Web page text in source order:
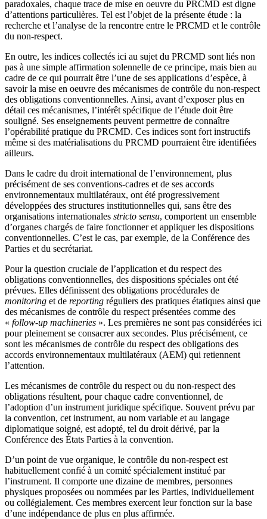
paradoxales, chaque trace de mise en oeuvre du PRCMD est digne
d’attentions particulières. Tel est l’objet de la présente étude : la
recherche et l’analyse de la rencontre entre le PRCMD et le contrôle
du non-respect.
En outre, les indices collectés ici au sujet du PRCMD sont liés non
pas à une simple affirmation solennelle de ce principe, mais bien au
cadre de ce qui pourrait être l’une de ses applications d’espèce, à
savoir la mise en oeuvre des mécanismes de contrôle du non-respect
des obligations conventionnelles. Ainsi, avant d’exposer plus en
détail ces mécanismes, l’intérêt spécifique de l’étude doit être
souligné. Ses enseignements peuvent permettre de connaître
l’opérabilité pratique du PRCMD. Ces indices sont fort instructifs
même si des matérialisations du PRCMD pourraient être identifiées
ailleurs.
Dans le cadre du droit international de l’environnement, plus
précisément de ses conventions-cadres et de ses accords
environnementaux multilatéraux, ont été progressivement
développées des structures institutionnelles qui, sans être des
organisations internationales stricto sensu, comportent un ensemble
d’organes chargés de faire fonctionner et appliquer les dispositions
conventionnelles. C’est le cas, par exemple, de la Conférence des
Parties et du secrétariat.
Pour la question cruciale de l’application et du respect des
obligations conventionnelles, des dispositions spéciales ont été
prévues. Elles définissent des obligations procédurales de
monitoring et de reporting réguliers des pratiques étatiques ainsi que
des mécanismes de contrôle du respect présentées comme des
« follow-up machineries ». Les premières ne sont pas considérées ici
pour pleinement se consacrer aux secondes. Plus précisément, ce
sont les mécanismes de contrôle du respect des obligations des
accords environnementaux multilatéraux (AEM) qui retiennent
l’attention.
Les mécanismes de contrôle du respect ou du non-respect des
obligations résultent, pour chaque cadre conventionnel, de
l’adoption d’un instrument juridique spécifique. Souvent prévu par
la convention, cet instrument, au nom variable et au langage
diplomatique soigné, est adopté, tel du droit dérivé, par la
Conférence des États Parties à la convention.
D’un point de vue organique, le contrôle du non-respect est
habituellement confié à un comité spécialement institué par
l’instrument. Il comporte une dizaine de membres, personnes
physiques proposées ou nommées par les Parties, individuellement
ou collégialement. Ces membres exercent leur fonction sur la base
d’une indépendance de plus en plus affirmée.